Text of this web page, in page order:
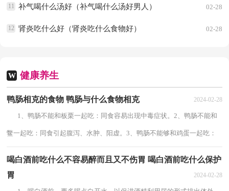
11 02-28
补气喝什么汤好（补气喝什么汤好男人）
12 02-28
肾炎吃什么好（肾炎吃什么食物好）
W 健康养生
鸭肠相克的食物 鸭肠与什么食物相克 2024-02-28
1、鸭肠不能和板栗一起吃：同食容易出现中毒症状。2、鸭肠不能和
鳖一起吃：同食引起腹泻、水肿、阳虚。3、鸭肠不能够和鸡蛋一起吃：
喝白酒前吃什么不容易醉而且又不伤胃 喝白酒前吃什么保护
胃
2024-02-28